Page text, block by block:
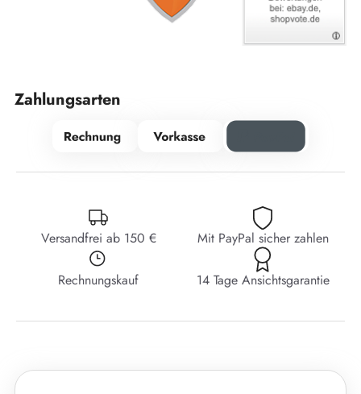
Zahlungsarten
Versandfrei ab 150 € Mit PayPal sicher zahlen
Rechnungskauf 14 Tage Ansichtsgarantie